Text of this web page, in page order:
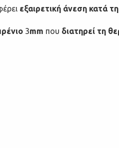
εξαιρετική άνεση κατά
3mm που διατηρεί τη